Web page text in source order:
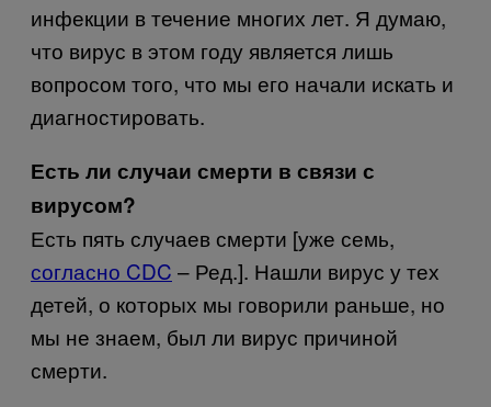
инфекции в течение многих лет. Я думаю,
что вирус в этом году является лишь
вопросом того, что мы его начали искать и
диагностировать.
Есть ли случаи смерти в связи с
вирусом?
Есть пять случаев смерти [уже семь,
согласно CDC – Ред.]. Нашли вирус у тех
детей, о которых мы говорили раньше, но
мы не знаем, был ли вирус причиной
смерти.